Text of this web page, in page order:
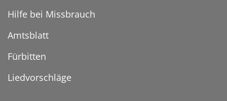
Hilfe bei Missbrauch
Amtsblatt
Fürbitten
Liedvorschläge